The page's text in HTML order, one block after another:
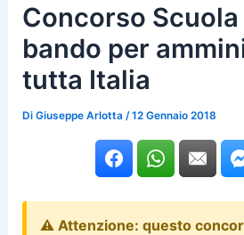
Concorso Scuola
bando per
tutta Italia
DiGiuseppe Arlotta /12 Gennaio 2018
⚠️ Attenzione: questo